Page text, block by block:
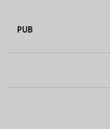
PUB